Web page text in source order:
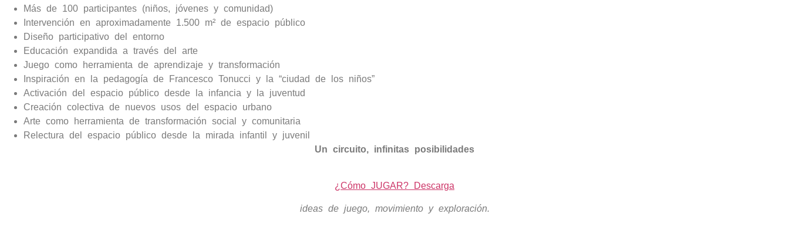
Más de 100 participantes (niños, jóvenes y comunidad)
Intervención en aproximadamente 1.500 m² de espacio público
Diseño participativo del entorno
Educación expandida a través del arte
Juego como herramienta de aprendizaje y transformación
Inspiración en la pedagogía de Francesco Tonucci y la “ciudad de los niños”
Activación del espacio público desde la infancia y la juventud
Creación colectiva de nuevos usos del espacio urbano
Arte como herramienta de transformación social y comunitaria
Relectura del espacio público desde la mirada infantil y juvenil
Un circuito, infinitas posibilidades
¿Cómo JUGAR? Descarga
ideas de juego, movimiento y exploración.